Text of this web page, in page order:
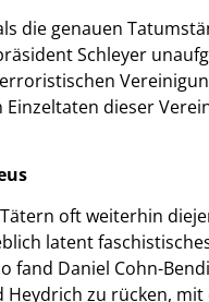
die genauen
Schleyer
dieser
oft weiterhin
latent
Daniel Cohn-
zu rücken, mit